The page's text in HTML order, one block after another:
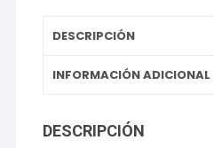
DESCRIPCIÓN
INFORMACIÓN ADICIONAL
DESCRIPCIÓN